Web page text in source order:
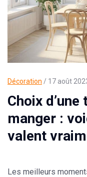
Décoration / 17 août
Choix
manger :
valent
Les meilleurs